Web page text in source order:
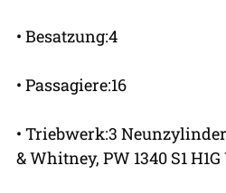
• Besatzung:4
• Passagiere:16
• Triebwerk:3
& Whitney, PW 1340 S1